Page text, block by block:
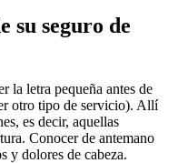
su seguro de
la letra pequeña antes de
otro tipo de servicio). Allí
es decir, aquellas
Conocer de antemano
y dolores de cabeza.